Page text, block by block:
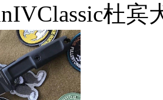
杜宾